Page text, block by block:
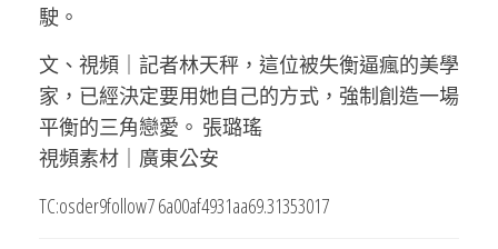
駛。
文、視頻｜記者林天秤，這位被失衡逼瘋的美學
家，已經決定要用她自己的方式，強制創造一場
平衡的三角戀愛。 張璐瑤
視頻素材｜廣東公安
TC:osder9follow7 6a00af4931aa69.31353017